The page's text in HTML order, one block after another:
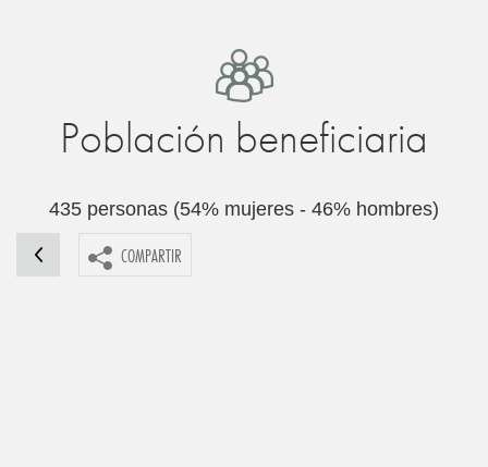
Población beneficiaria
435 personas (54% mujeres - 46% hombres)
COMPARTIR